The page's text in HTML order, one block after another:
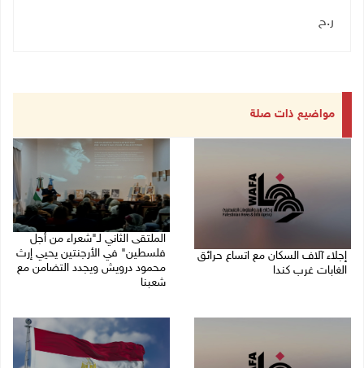
ر.ح
مواضيع ذات صلة
إجلاء آلاف السكان مع اتساع حرائق
الغابات غرب كندا
الملتقى الثاني لـ"شعراء من أجل
فلسطين" في الأرجنتين يحيي إرث
محمود درويش ويجدد التضامن مع
شعبنا